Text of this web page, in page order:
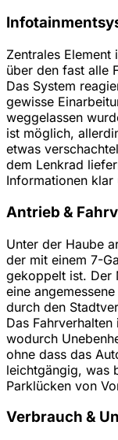
Zentrales
über den fast alle
Das System
gewisse
weggelassen
ist möglich,
etwas
dem Lenkrad
Informationen
Antrieb &
Unter der Haube
der mit einem 7-
gekoppelt ist. Der
eine
durch den
Das
wodurch
ohne dass das
leichtgängig, was
Parklücken von
Verbrauch &